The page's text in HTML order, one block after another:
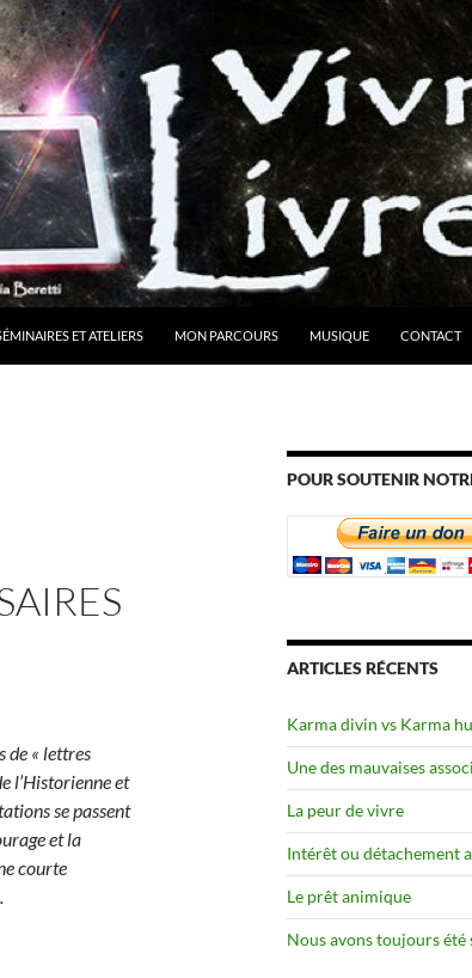
ET ATELIERS MON PARCOURS MUSIQUE CONTACT
de « lettres
l’Historienne et
se passent
et la
courte
POUR SOUTENIR
ARTICLES RÉCENTS
Karma divin vs Karma
Une des mauvaises
La peur de vivre
Intérêt ou détachement
Le prêt animique
Nous avons toujours été